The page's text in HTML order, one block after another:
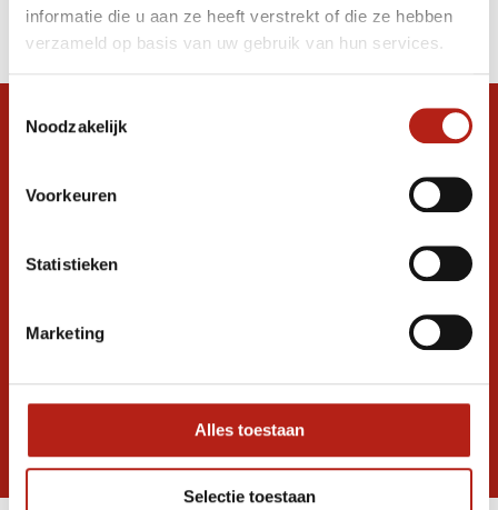
informatie die u aan ze heeft verstrekt of die ze hebben
verzameld op basis van uw gebruik van hun services.
Noodzakelijk
Voorkeuren
Statistieken
Marketing
Alles toestaan
Selectie toestaan
Filter
Sorteren op
Snel antwoord op je vraag?
graag verder. 24/7
Ontvang de nieuwste aanbiedingen en
Inschrijven voor
* Lees hier de wettelijke beperkingen